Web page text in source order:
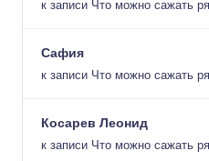
к записи Что можно сажать
Сафия
к записи Что можно сажать
Косарев Леонид
к записи Что можно сажать